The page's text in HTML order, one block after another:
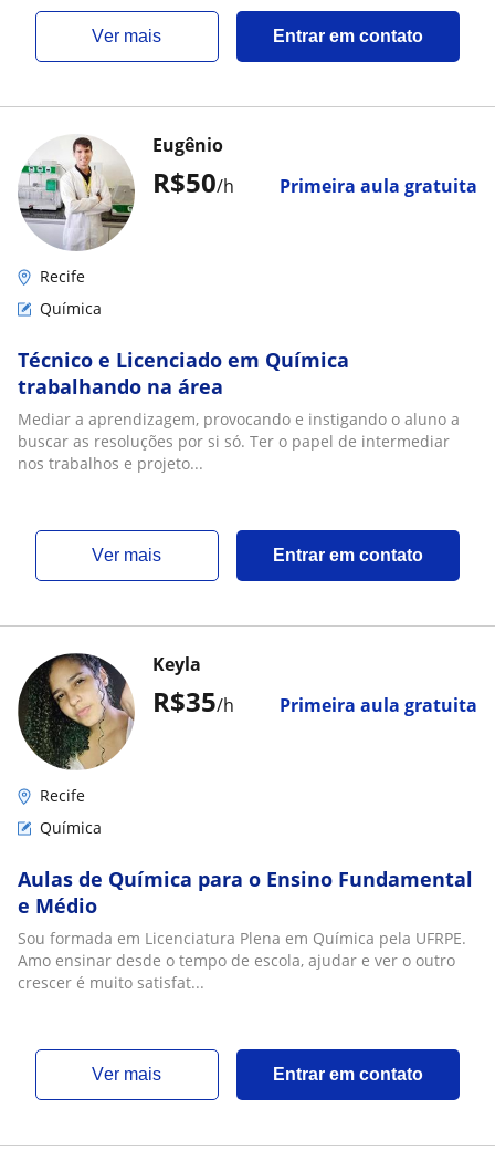
ver mais Entrar em contato
R$50/h Primeira aula gratuita
Eugênio
Recife
Química
Técnico e Licenciado em Química
trabalhando na área
Mediar a aprendizagem, provocando e instigando o aluno a
buscar as resoluções por si só. Ter o papel de intermediar
nos trabalhos e projeto...
ver mais Entrar em contato
R$35/h Primeira aula gratuita
Keyla
Recife
Química
Aulas de Química para o Ensino Fundamental
e Médio
Sou formada em Licenciatura Plena em Química pela UFRPE.
Amo ensinar desde o tempo de escola, ajudar e ver o outro
crescer é muito satisfat...
ver mais Entrar em contato